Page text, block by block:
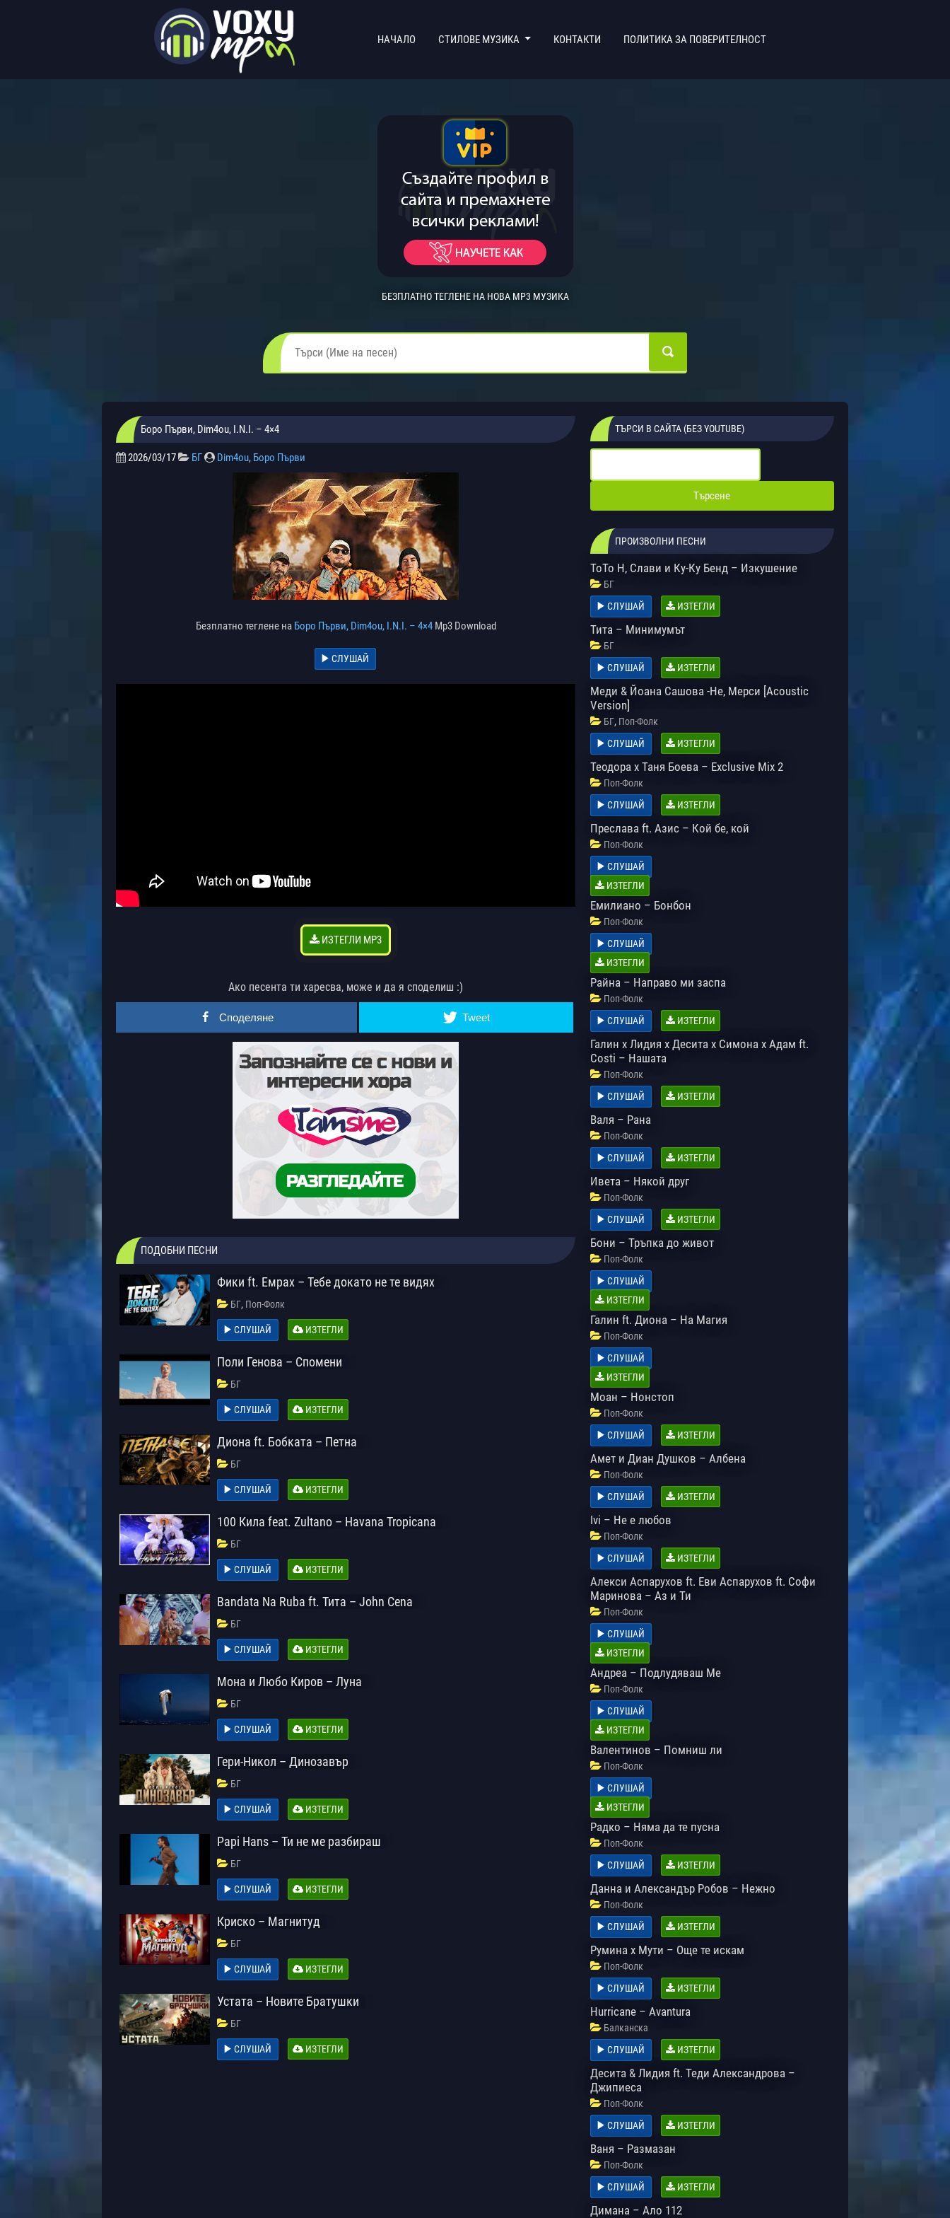
НАЧАЛО (CURRENT)
СТИЛОВЕ МУЗИКА КОНТАКТИ ПОЛИТИКА ЗА ПОВЕРИТЕЛНОСТ
БЕЗПЛАТНО ТЕГЛЕНЕ НА НОВА MP3 МУЗИКА
Боро Първи, Dim4ou, I.N.I. – 4×4
2026/03/17 БГ Dim4ou, Боро Първи
Безплатно теглене на Боро Първи, Dim4ou, I.N.I. – 4×4Mp3 Download
СЛУШАЙ
ИЗТЕГЛИ MP3
Ако песента ти харесва, може и да я споделиш :)
Споделяне Tweet
ПОДОБНИ ПЕСНИ
Фики ft. Емрах – Тебе докато не те видях
БГ, Поп-Фолк
СЛУШАЙ ИЗТЕГЛИ
Поли Генова – Спомени
БГ
СЛУШАЙ ИЗТЕГЛИ
Диона ft. Бобката – Петна
БГ
СЛУШАЙ ИЗТЕГЛИ
100 Кила feat. Zultano – Havana Tropicana
БГ
СЛУШАЙ ИЗТЕГЛИ
Bandata Na Ruba ft. Тита – John Cena
БГ
СЛУШАЙ ИЗТЕГЛИ
Мона и Любо Киров – Луна
БГ
СЛУШАЙ ИЗТЕГЛИ
Гери-Никол – Динозавър
БГ
СЛУШАЙ ИЗТЕГЛИ
Papi Hans – Ти не ме разбираш
БГ
СЛУШАЙ ИЗТЕГЛИ
Криско – Магнитуд
БГ
СЛУШАЙ ИЗТЕГЛИ
Устата – Новите Братушки
БГ
СЛУШАЙ ИЗТЕГЛИ
ТЪРСИ В САЙТА (БЕЗ YOUTUBE)
ПРОИЗВОЛНИ ПЕСНИ
ТоТо Н, Слави и Ку-Ку Бенд – Изкушение
БГ
СЛУШАЙ
ИЗТЕГЛИ
Тита – Минимумът
БГ
СЛУШАЙ
ИЗТЕГЛИ
Меди & Йоана Сашова -Не, Мерси [Acoustic
Version]
БГ, Поп-Фолк
СЛУШАЙ
ИЗТЕГЛИ
Теодора x Таня Боева – Exclusive Mix 2
Поп-Фолк
СЛУШАЙ
ИЗТЕГЛИ
Преслава ft. Азис – Кой бе, кой
Поп-Фолк
СЛУШАЙ
ИЗТЕГЛИ
Емилиано – Бонбон
Поп-Фолк
СЛУШАЙ
ИЗТЕГЛИ
Райна – Направо ми заспа
Поп-Фолк
СЛУШАЙ
ИЗТЕГЛИ
Галин x Лидия x Десита x Симона x Адам ft.
Costi – Нашата
Поп-Фолк
СЛУШАЙ
ИЗТЕГЛИ
Валя – Рана
Поп-Фолк
СЛУШАЙ
ИЗТЕГЛИ
Ивета – Някой друг
Поп-Фолк
СЛУШАЙ
ИЗТЕГЛИ
Бони – Тръпка до живот
Поп-Фолк
СЛУШАЙ
ИЗТЕГЛИ
Галин ft. Диона – На Магия
Поп-Фолк
СЛУШАЙ
ИЗТЕГЛИ
Моан – Нонстоп
Поп-Фолк
СЛУШАЙ
ИЗТЕГЛИ
Амет и Диан Душков – Албена
Поп-Фолк
СЛУШАЙ
ИЗТЕГЛИ
Ivi – Не е любов
Поп-Фолк
СЛУШАЙ
ИЗТЕГЛИ
Алекси Аспарухов ft. Еви Аспарухов ft. Софи
Маринова – Аз и Ти
Поп-Фолк
СЛУШАЙ
ИЗТЕГЛИ
Андреа – Подлудяваш Ме
Поп-Фолк
СЛУШАЙ
ИЗТЕГЛИ
Валентинов – Помниш ли
Поп-Фолк
СЛУШАЙ
ИЗТЕГЛИ
Радко – Няма да те пусна
Поп-Фолк
СЛУШАЙ
ИЗТЕГЛИ
Данна и Александър Робов – Нежно
Поп-Фолк
СЛУШАЙ
ИЗТЕГЛИ
Румина х Мути – Още те искам
Поп-Фолк
СЛУШАЙ
ИЗТЕГЛИ
Hurricane – Avantura
Балканска
СЛУШАЙ
ИЗТЕГЛИ
Десита & Лидия ft. Теди Александрова –
Джипиеса
Поп-Фолк
СЛУШАЙ
ИЗТЕГЛИ
Ваня – Размазан
Поп-Фолк
СЛУШАЙ
ИЗТЕГЛИ
Димана – Ало 112